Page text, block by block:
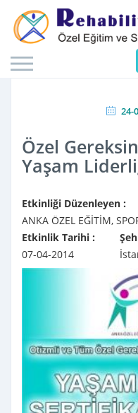
24-
Özel
Yaşam
Etkinliği Düzenleyen :
ANKA ÖZEL EĞİTİM,
Etkinlik Tarihi :
07-04-2014